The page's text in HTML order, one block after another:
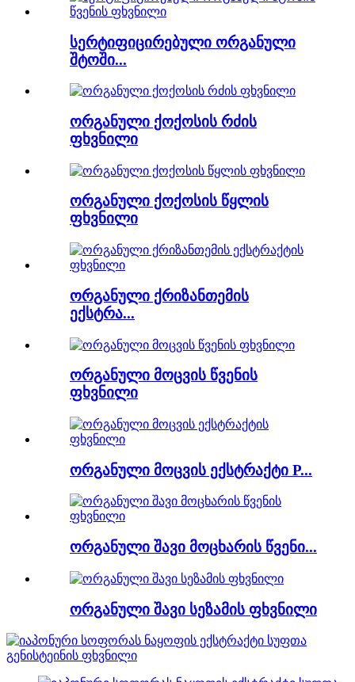
სერტიფიცირებული ორგანული
შტოში...
ორგანული ქოქოსის რძის
ფხვნილი
ორგანული ქოქოსის წყლის
ფხვნილი
ორგანული ქრიზანთემის
ექსტრა...
ორგანული მოცვის წვენის
ფხვნილი
ორგანული მოცვის ექსტრაქტი P...
ორგანული შავი მოცხარის წვენი...
ორგანული შავი სეზამის ფხვნილი